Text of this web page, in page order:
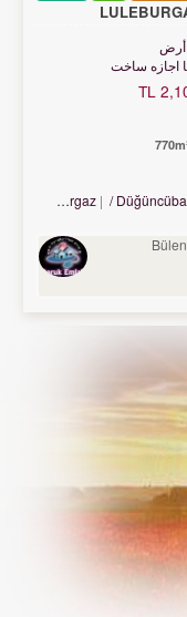
أرض
اجازه ساخت
Turkey Kırklareli / Lüleburgaz /